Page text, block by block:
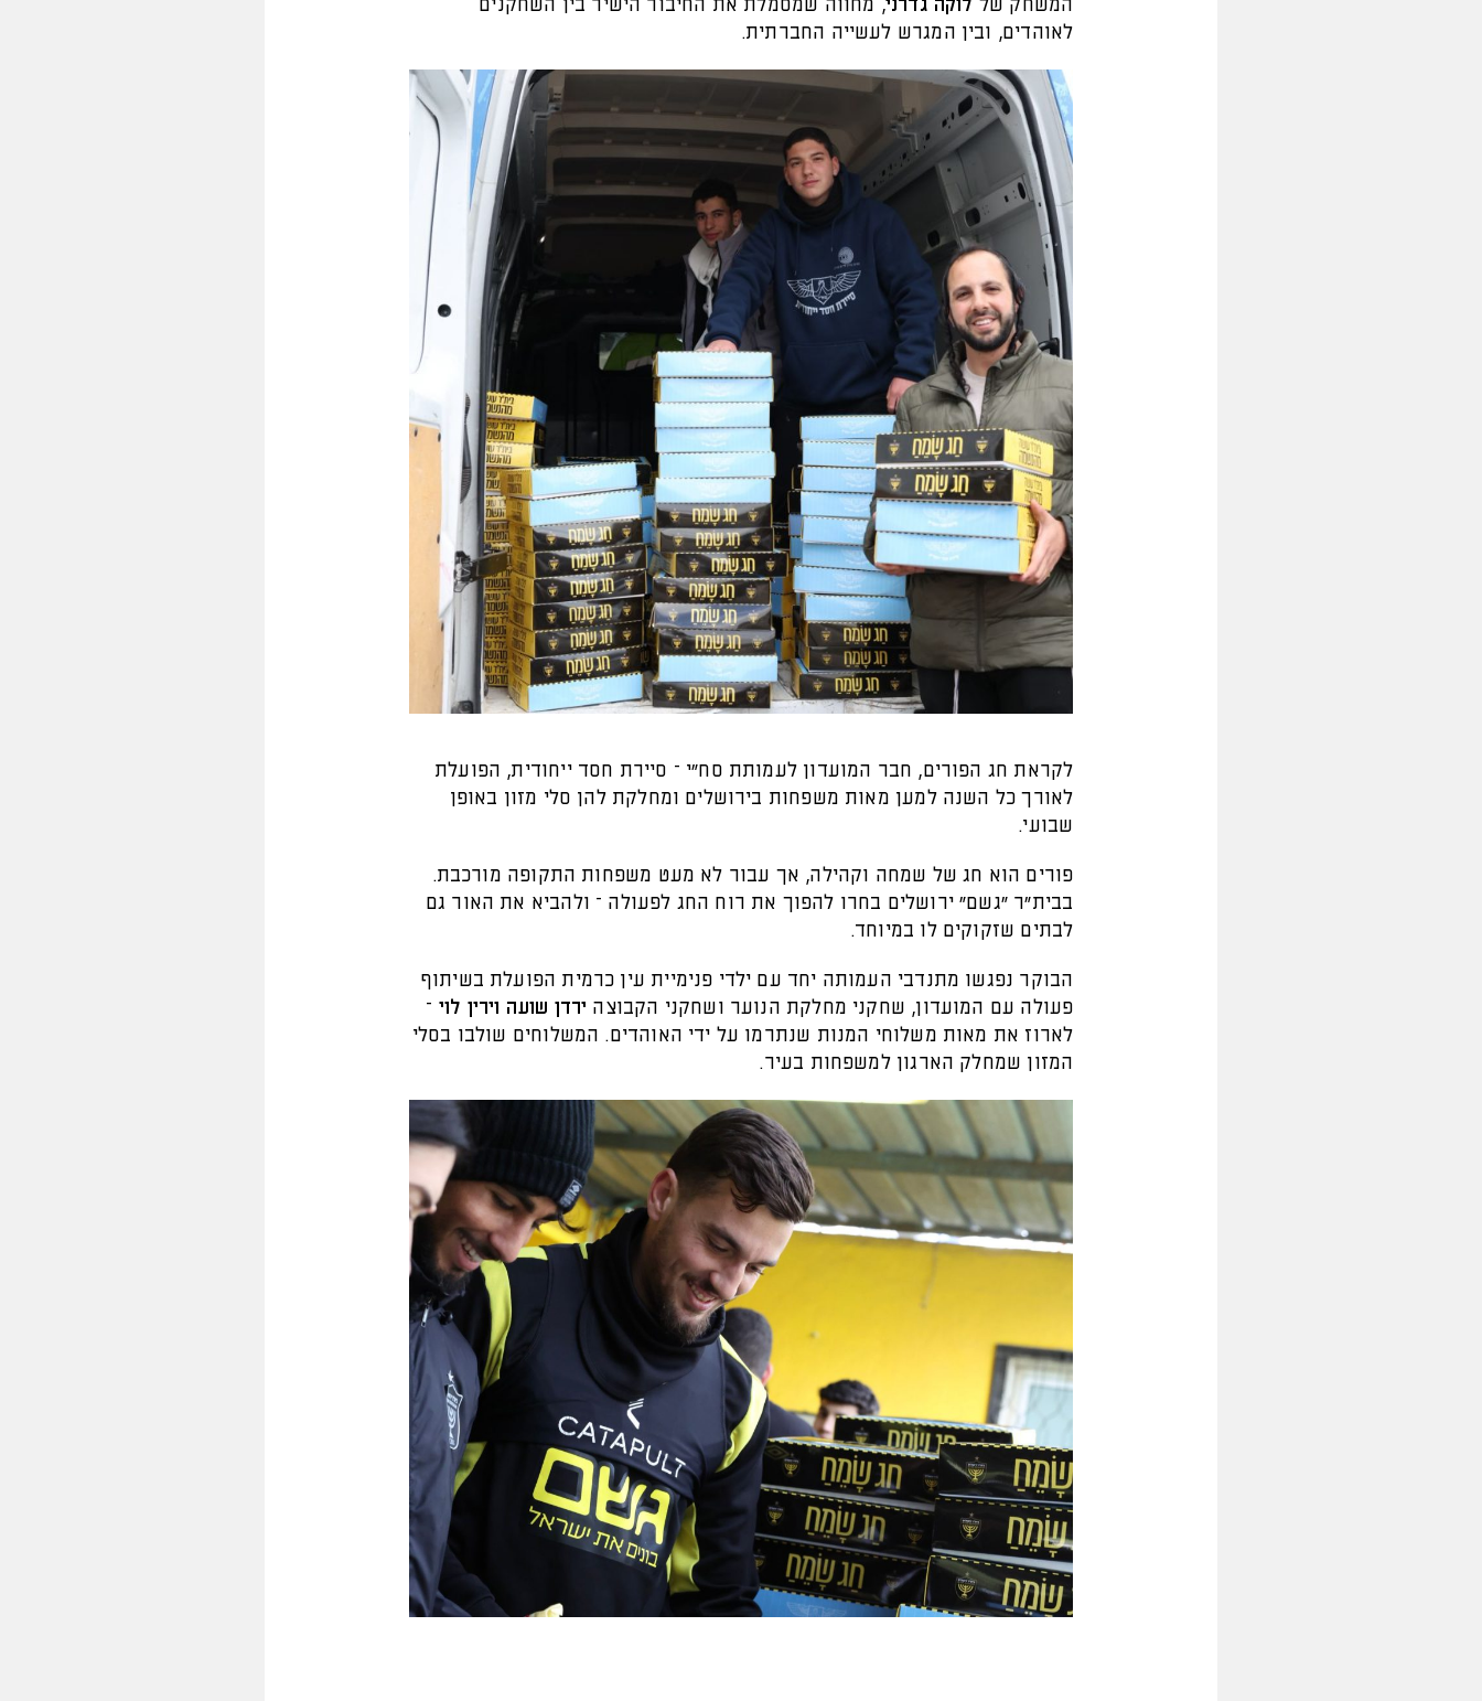
המשחק של לוקה גדרני, מחווה שמסמלת את החיבור הישיר בין השחקנים
לאוהדים, ובין המגרש לעשייה החברתית.
לקראת חג הפורים, חבר המועדון לעמותת סח"י – סיירת חסד ייחודית, הפועלת
לאורך כל השנה למען מאות משפחות בירושלים ומחלקת להן סלי מזון באופן
שבועי.
פורים הוא חג של שמחה וקהילה, אך עבור לא מעט משפחות התקופה מורכבת.
בבית"ר "גשם" ירושלים בחרו להפוך את רוח החג לפעולה – ולהביא את האור גם
לבתים שזקוקים לו במיוחד.
הבוקר נפגשו מתנדבי העמותה יחד עם ילדי פנימיית עין כרמית הפועלת בשיתוף
פעולה עם המועדון, שחקני מחלקת הנוער ושחקני הקבוצה ירדן שועה וירין לוי –
לארוז את מאות משלוחי המנות שנתרמו על ידי האוהדים. המשלוחים שולבו בסלי
המזון שמחלק הארגון למשפחות בעיר.